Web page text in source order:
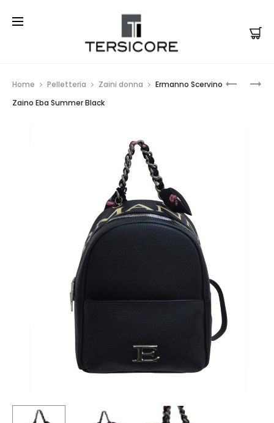
Home Pelletteria Zaini donna
Ermanno Scervino
Zaino Eba Summer Black